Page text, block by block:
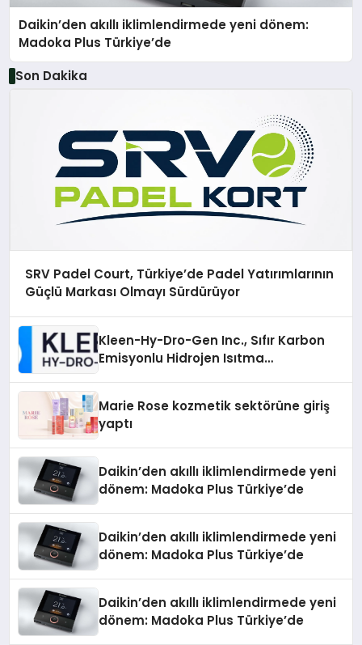
Daikin’den akıllı iklimlendirmede yeni dönem:
Madoka Plus Türkiye’de
Son Dakika
SRV Padel Court, Türkiye’de Padel Yatırımlarının
Güçlü Markası Olmayı Sürdürüyor
Kleen-Hy-Dro-Gen Inc., Sıfır Karbon
Emisyonlu Hidrojen Isıtma
Marie Rose kozmetik sektörüne giriş
yaptı
Daikin’den akıllı iklimlendirmede yeni
dönem: Madoka Plus Türkiye’de
Daikin’den akıllı iklimlendirmede yeni
dönem: Madoka Plus Türkiye’de
Daikin’den akıllı iklimlendirmede yeni
dönem: Madoka Plus Türkiye’de